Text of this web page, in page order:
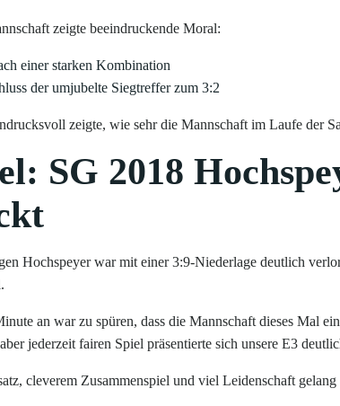
zeigte beeindruckende Moral:
einer starken Kombination
der umjubelte Siegtreffer zum 3:2
zeigte, wie sehr die Mannschaft im Laufe der
SG 2018
Hochspeyer war mit einer 3:9-Niederlage deutlich
an war zu spüren, dass die Mannschaft dieses Mal
jederzeit fairen Spiel präsentierte sich unsere E3
cleverem Zusammenspiel und viel Leidenschaft